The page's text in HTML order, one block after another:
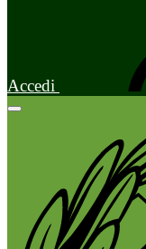
Accedi